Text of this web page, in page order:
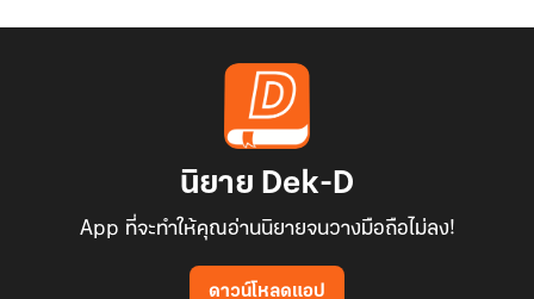
นิยาย Dek-D
App ที่จะทำให้คุณอ่านนิยายจนวางมือถือไม่ลง!
ดาวน์โหลดแอป